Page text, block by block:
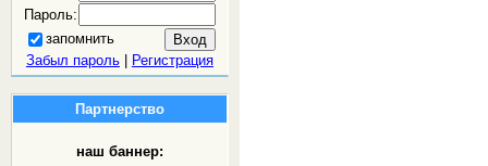
Пароль:
запомнить
Забыл пароль| Регистрация
Партнерство
наш баннер: